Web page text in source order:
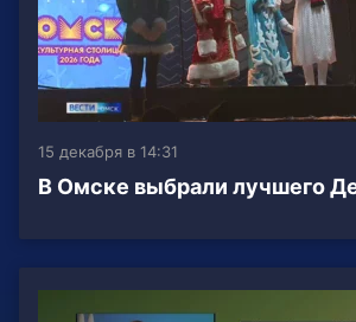
15 декабря в 14:31
В Омске выбрали лучшего